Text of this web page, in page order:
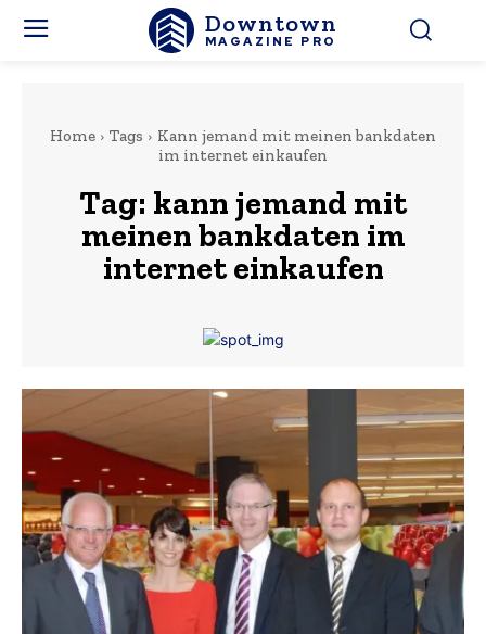
Downtown
MAGAZINE PRO
Home Tags
Kann jemand mit meinen bankdaten
im internet einkaufen
Tag: kann jemand mit
meinen bankdaten im
internet einkaufen